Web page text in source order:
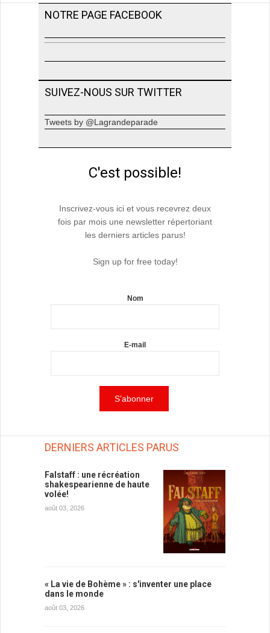
NOTRE PAGE FACEBOOK
SUIVEZ-NOUS SUR TWITTER
Tweets by @Lagrandeparade
C'est possible!
Inscrivez-vous ici et vous recevrez deux
fois par mois une newsletter répertoriant
les derniers articles parus!
Sign up for free today!
Nom
E-mail
DERNIERS ARTICLES PARUS
Falstaff : une récréation
shakespearienne de haute
volée!
août 03, 2026
« La vie de Bohème » : s'inventer une place
dans le monde
août 03, 2026